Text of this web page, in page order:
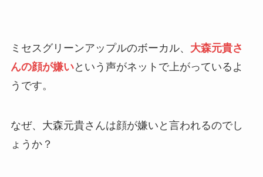
ミセスグリーンアップルのボーカル、 大森元貴さ
んの顔が嫌いという声がネットで上がっているよ
うです。
なぜ、大森元貴さんは顔が嫌いと言われるのでし
ょうか？